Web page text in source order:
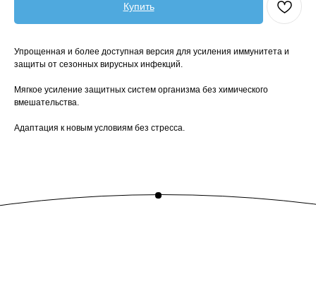
Купить
Упрощенная и более доступная версия для усиления иммунитета и
защиты от сезонных вирусных инфекций.
Мягкое усиление защитных систем организма без химического
вмешательства.
Адаптация к новым условиям без стресса.